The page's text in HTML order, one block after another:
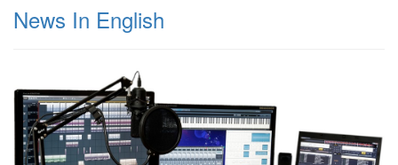
News In English